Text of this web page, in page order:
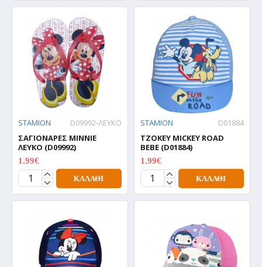
STAMION
D09992-ΛΕΥΚΟ
ΣΑΓΙΟΝΑΡΕΣ MINNIE
ΛΕΥΚΟ (D09992)
1.99€
ΚΑΛΆΘΙ
STAMION
D01884
ΤΖΟΚΕΥ MICKEY ROAD
BEBE (D01884)
1.99€
ΚΑΛΆΘΙ